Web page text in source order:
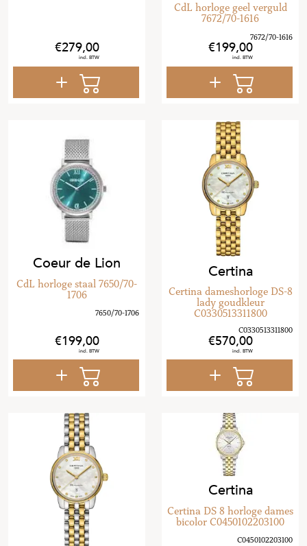
279,00
CdL horloge geel verguld
7672/70-1616
199,00
Coeur de Lion
CdL horloge staal 7650/70-
1706
199,00
Certina
Certina dameshorloge DS-8
lady goudkleur
C0330513311800
570,00
Certina
Certina DS 8 horloge dames
bicolor C0450102203100